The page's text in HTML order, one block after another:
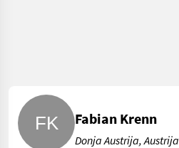
Fabian Krenn
Donja Austrija, Austrija